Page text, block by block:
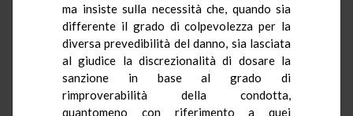
ma insiste sulla necessità che, quando sia
differente il grado di colpevolezza per la
diversa prevedibilità del danno, sia lasciata
al giudice la discrezionalità di dosare la
sanzione in base al grado di
rimproverabilità della condotta,
quantomeno con riferimento a quei